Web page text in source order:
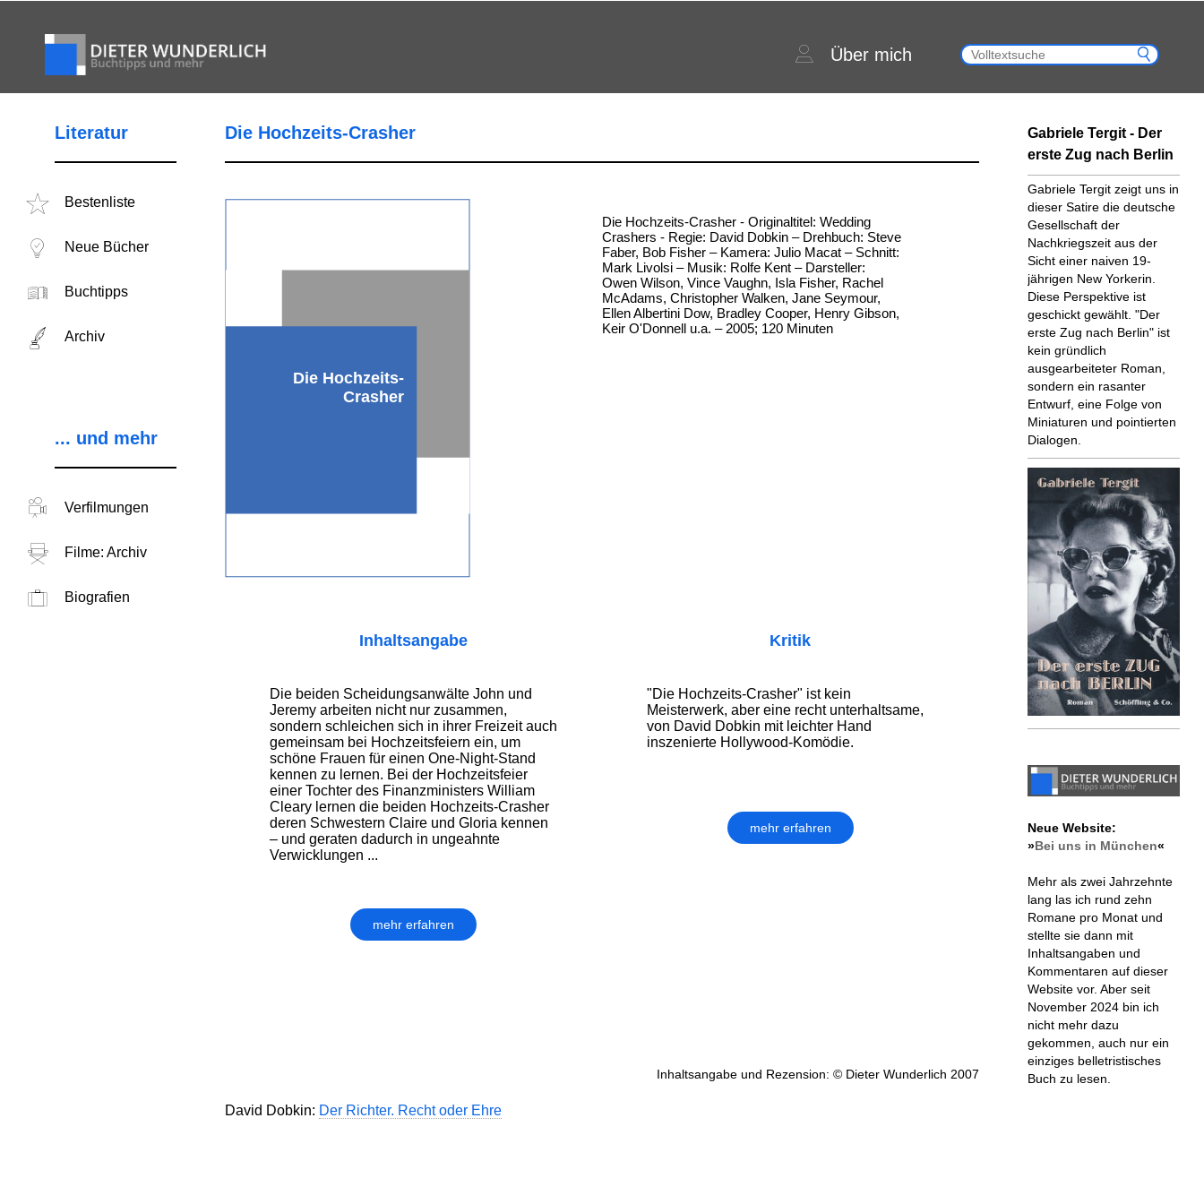
Über mich
Literatur
Bestenliste
Neue Bücher
Buchtipps
Archiv
... und mehr
Verfilmungen
Filme: Archiv
Biografien
Die Hochzeits-Crasher
Die Hochzeits-
Crasher
Die Hochzeits-Crasher - Originaltitel: Wedding
Crashers - Regie: David Dobkin – Drehbuch: Steve
Faber, Bob Fisher – Kamera: Julio Macat – Schnitt:
Mark Livolsi – Musik: Rolfe Kent – Darsteller:
Owen Wilson, Vince Vaughn, Isla Fisher, Rachel
McAdams, Christopher Walken, Jane Seymour,
Ellen Albertini Dow, Bradley Cooper, Henry Gibson,
Keir O'Donnell u.a. – 2005; 120 Minuten
Inhaltsangabe
Die beiden Scheidungsanwälte John und
Jeremy arbeiten nicht nur zusammen,
sondern schleichen sich in ihrer Freizeit auch
gemeinsam bei Hochzeitsfeiern ein, um
schöne Frauen für einen One-Night-Stand
kennen zu lernen. Bei der Hochzeitsfeier
einer Tochter des Finanzministers William
Cleary lernen die beiden Hochzeits-Crasher
deren Schwestern Claire und Gloria kennen
– und geraten dadurch in ungeahnte
Verwicklungen ...
mehr erfahren
Kritik
"Die Hochzeits-Crasher" ist kein
Meisterwerk, aber eine recht unterhaltsame,
von David Dobkin mit leichter Hand
inszenierte Hollywood-Komödie.
mehr erfahren
Inhaltsangabe und Rezension: © Dieter Wunderlich 2007
David Dobkin: Der Richter. Recht oder Ehre
Gabriele Tergit - Der
erste Zug nach Berlin
Gabriele Tergit zeigt uns in
dieser Satire die deutsche
Gesellschaft der
Nachkriegszeit aus der
Sicht einer naiven 19-
jährigen New Yorkerin.
Diese Perspektive ist
geschickt gewählt. "Der
erste Zug nach Berlin" ist
kein gründlich
ausgearbeiteter Roman,
sondern ein rasanter
Entwurf, eine Folge von
Miniaturen und pointierten
Dialogen.
Neue Website:
»Bei uns in München«
Mehr als zwei Jahrzehnte
lang las ich rund zehn
Romane pro Monat und
stellte sie dann mit
Inhaltsangaben und
Kommentaren auf dieser
Website vor. Aber seit
November 2024 bin ich
nicht mehr dazu
gekommen, auch nur ein
einziges belletristisches
Buch zu lesen.